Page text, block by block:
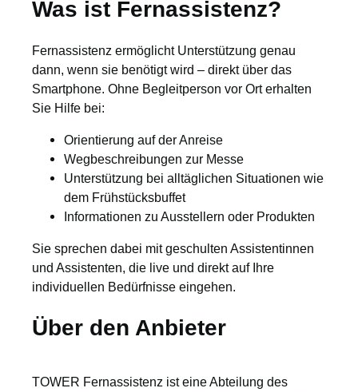
Was ist Fernassistenz?
Fernassistenz ermöglicht Unterstützung genau
dann, wenn sie benötigt wird – direkt über das
Smartphone. Ohne Begleitperson vor Ort erhalten
Sie Hilfe bei:
Orientierung auf der Anreise
Wegbeschreibungen zur Messe
Unterstützung bei alltäglichen Situationen wie
dem Frühstücksbuffet
Informationen zu Ausstellern oder Produkten
Sie sprechen dabei mit geschulten Assistentinnen
und Assistenten, die live und direkt auf Ihre
individuellen Bedürfnisse eingehen.
Über den Anbieter
TOWER Fernassistenz ist eine Abteilung des